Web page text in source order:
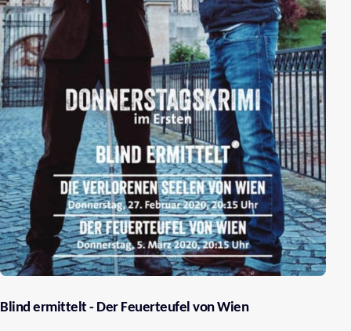
Blind ermittelt - Der Feuerteufel von Wien